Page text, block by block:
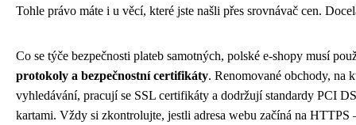
Tohle právo máte i u věcí, které jste našli přes srovnávač cen.
Co se týče bezpečnosti plateb samotných, polské e-shopy musí
protokoly a bezpečnostní certifikáty. Renomované obchody, na
vyhledávání, pracují se SSL certifikáty a dodržují standardy PCI
kartami. Vždy si zkontrolujte, jestli adresa webu začíná na HTTPS